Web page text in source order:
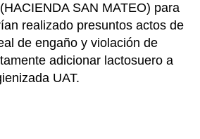
SAN MATEO) para
realizado presuntos actos de
de engaño y violación de
adicionar lactosuero a
UAT.